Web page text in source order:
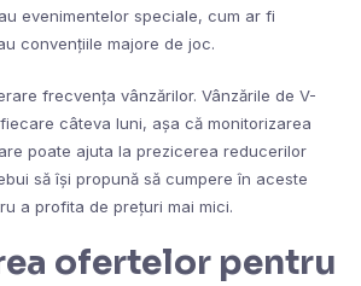
evenimentelor speciale, cum ar fi
convențiile majore de joc.
frecvența vânzărilor. Vânzările de V-
câteva luni, așa că monitorizarea
poate ajuta la prezicerea reducerilor
să își propună să cumpere în aceste
a profita de prețuri mai mici.
ofertelor pentru